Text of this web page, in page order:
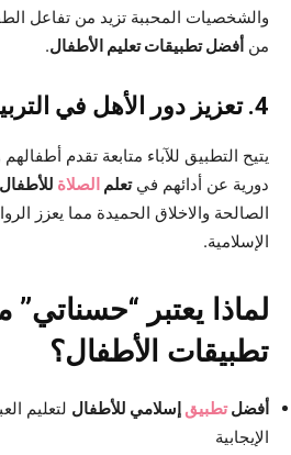
والشخصيات المحببة تزيد من تفاعل
من أفضل تطبيقات تعليم الأطفال.
4. تعزيز دور الأهل في التربية الإسلامية
يتيح التطبيق للآباء متابعة تقدم
دورية عن أدائهم فيتعلم الصلاة للأطفال
الصالحة والاخلاق الحميدة مما يعزز
الإسلامية.
لماذا يعتبر
تطبيقات الأطفال؟
أفضلتطبيق إسلامي للأطفال لتعليم
الإيجابية